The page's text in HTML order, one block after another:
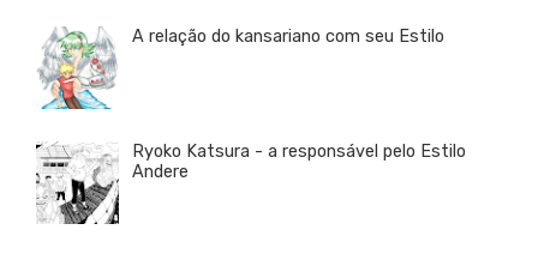
A relação do kansariano com seu Estilo
Ryoko Katsura - a responsável pelo Estilo
Andere